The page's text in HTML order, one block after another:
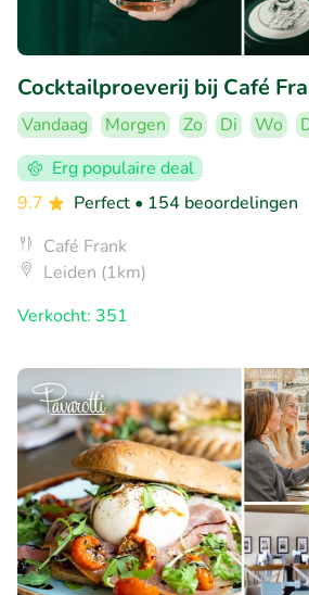
Cocktailproeverij bij Café
Vandaag Morgen Zo Di Wo
Erg populaire deal
9.7
Perfect • 154 beoordelingen
Café Frank
Leiden (1km)
Verkocht: 351